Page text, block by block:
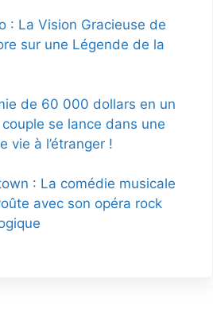
: La Vision Gracieuse de
sur une Légende de la
de 60 000 dollars en un
se lance dans une
vie à l’étranger !
: La comédie musicale
avec son opéra rock